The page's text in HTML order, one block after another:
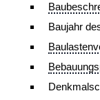
Baujahr